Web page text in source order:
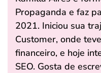
Propaganda e faz
2021. Iniciou sua
Customer, onde
financeiro, e hoje
SEO. Gosta de